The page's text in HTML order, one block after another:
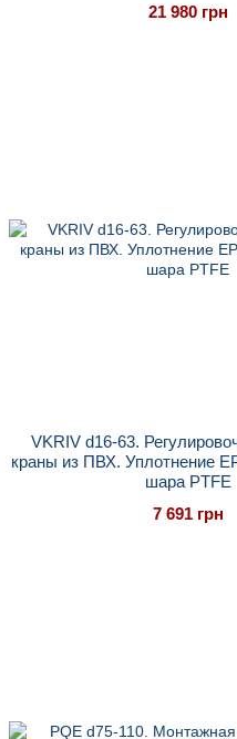
21 980 грн
VKRIV d16-63.
краны из ПВХ. Уплотнение
шара PTFE
7 691 грн